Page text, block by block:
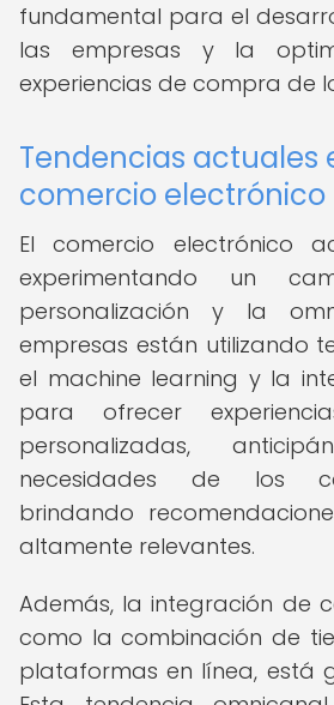
fundamental para el
las empresas y la
experiencias de compra de
Tendencias actuales
comercio electrónico
El comercio electrónico
experimentando un
personalización y la
empresas están utilizando
el machine learning y la
para ofrecer
personalizadas,
necesidades de los
brindando
altamente relevantes.
Además, la integración de
como la combinación de
plataformas en línea, está